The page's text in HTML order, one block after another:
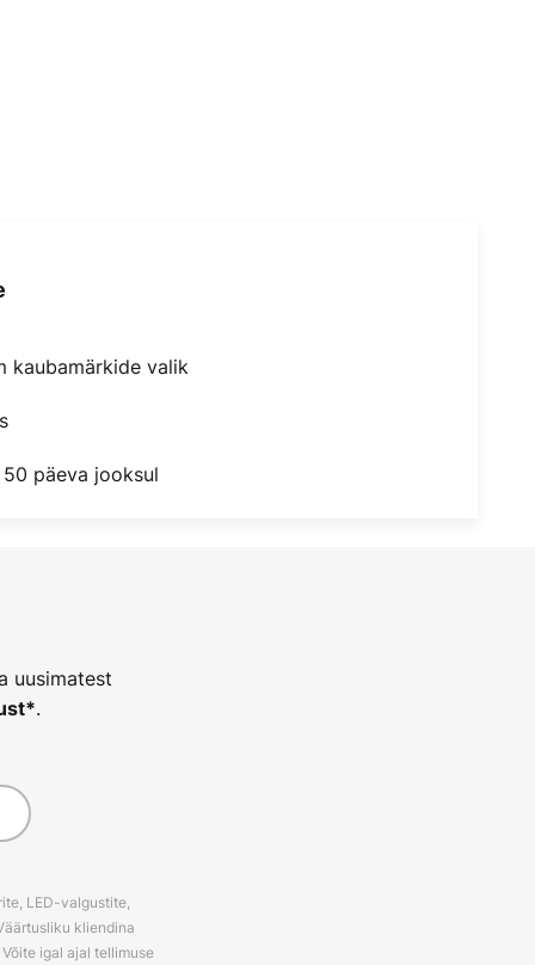
kaubamärkide valik
päeva jooksul
uusimatest
.
LED-valgustite,
kliendina
igal ajal tellimuse